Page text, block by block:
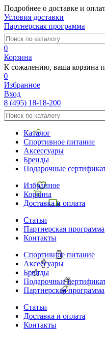
Подробнее о доставке и
Условия доставки
Партнерская программа
0
Корзина
К сожалению, ваша корзина
0
Избранное
Вход
8 (495) 18-18-200
Каталог
Спортивное питание
Аксессуары
Бренды
Подарочные
Избранное
Корзина
Доставка и оплата
Статьи
Партнерская программа
Контакты
Спортивное питание
Аксессуары
Бренды
Подарочные
Партнерская программа
Статьи
Доставка и оплата
Контакты